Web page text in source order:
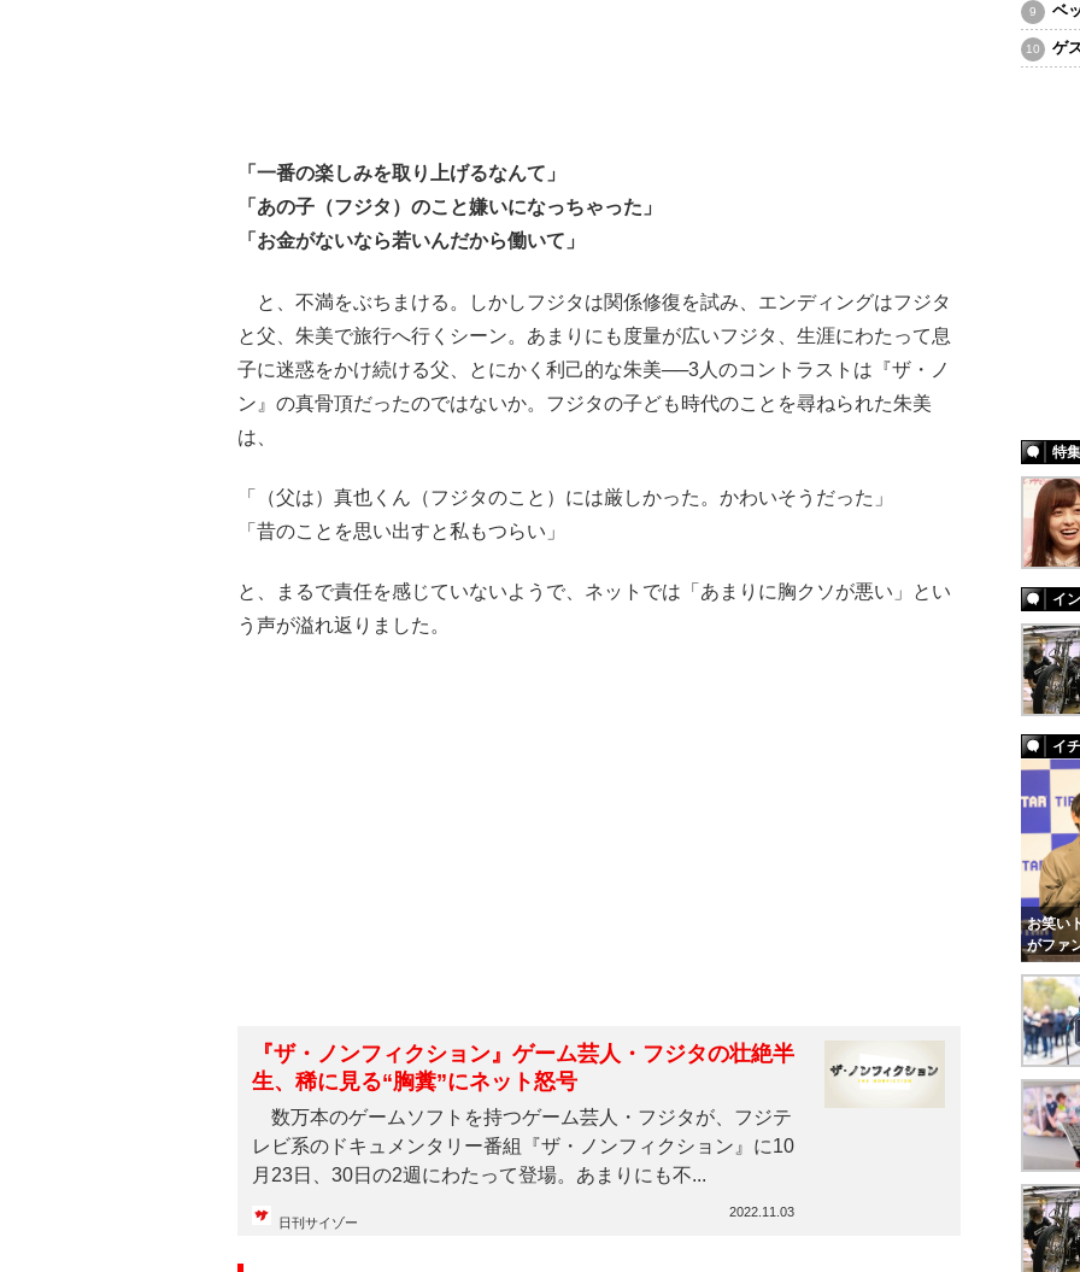
「一番の楽しみを取り上げるなんて」
「あの子（フジタ）のこと嫌いになっちゃった」
「お金がないなら若いんだから働いて」
と、不満をぶちまける。しかしフジタは関係修復を試み、エンディングはフジタ
と父、朱美で旅行へ行くシーン。あまりにも度量が広いフジタ、生涯にわたって息
子に迷惑をかけ続ける父、とにかく利己的な朱美──3人のコントラストは『ザ・ノ
ン』の真骨頂だったのではないか。フジタの子ども時代のことを尋ねられた朱美
は、
「（父は）真也くん（フジタのこと）には厳しかった。かわいそうだった」
「昔のことを思い出すと私もつらい」
と、まるで責任を感じていないようで、ネットでは「あまりに胸クソが悪い」とい
う声が溢れ返りました。
『ザ・ノンフィクション』ゲーム芸人・フジタの壮絶半
生、稀に見る“胸糞”にネット怒号
数万本のゲームソフトを持つゲーム芸人・フジタが、フジテ
レビ系のドキュメンタリー番組『ザ・ノンフィクション』に10
月23日、30日の2週にわたって登場。あまりにも不...
日刊サイゾー
2022.11.03
ベ
ゲ
特集
イ
イ
お笑い
がファ